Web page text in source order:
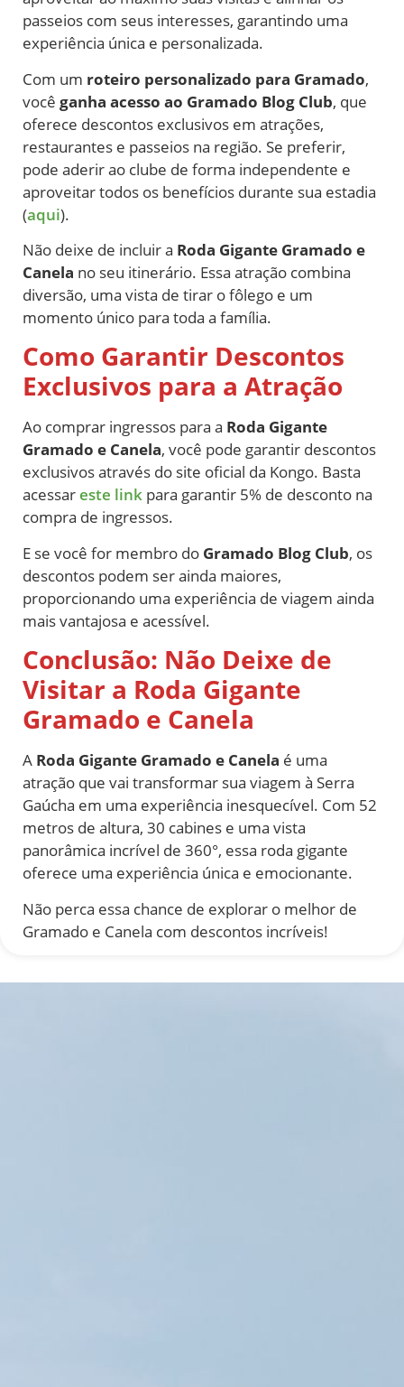
passeios com seus interesses, garantindo uma
experiência única e personalizada.
Com um roteiro personalizado para Gramado,
você ganha acesso ao Gramado Blog Club, que
oferece descontos exclusivos em atrações,
restaurantes e passeios na região. Se preferir,
pode aderir ao clube de forma independente e
aproveitar todos os benefícios durante sua estadia
(aqui).
Não deixe de incluir a Roda Gigante Gramado e
Canela no seu itinerário. Essa atração combina
diversão, uma vista de tirar o fôlego e um
momento único para toda a família.
Como Garantir Descontos
Exclusivos para a Atração
Ao comprar ingressos para a Roda Gigante
Gramado e Canela, você pode garantir descontos
exclusivos através do site oficial da Kongo. Basta
acessareste link para garantir 5% de desconto na
compra de ingressos.
E se você for membro do Gramado Blog Club, os
descontos podem ser ainda maiores,
proporcionando uma experiência de viagem ainda
mais vantajosa e acessível.
Conclusão: Não Deixe de
Visitar a Roda Gigante
Gramado e Canela
A Roda Gigante Gramado e Canela é uma
atração que vai transformar sua viagem à Serra
Gaúcha em uma experiência inesquecível. Com 52
metros de altura, 30 cabines e uma vista
panorâmica incrível de 360°, essa roda gigante
oferece uma experiência única e emocionante.
Não perca essa chance de explorar o melhor de
Gramado e Canela com descontos incríveis!